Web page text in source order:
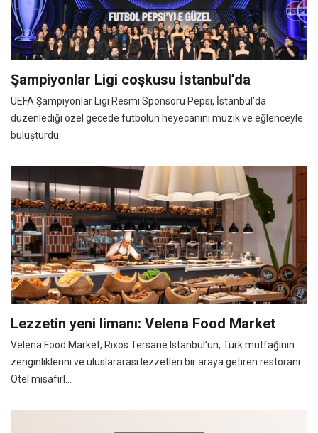
Şampiyonlar Ligi coşkusu İstanbul’da
UEFA Şampiyonlar Ligi Resmi Sponsoru Pepsi, İstanbul’da
düzenlediği özel gecede futbolun heyecanını müzik ve eğlenceyle
buluşturdu.
Lezzetin yeni limanı: Velena Food Market
Velena Food Market, Rixos Tersane Istanbul’un, Türk mutfağının
zenginliklerini ve uluslararası lezzetleri bir araya getiren restoranı.
Otel misafirl...